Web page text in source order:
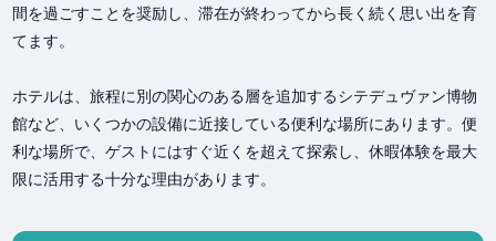
間を過ごすことを奨励し、滞在が終わってから長く続く思い出を育
てます。
ホテルは、旅程に別の関心のある層を追加するシテデュヴァン博物
館など、いくつかの設備に近接している便利な場所にあります。便
利な場所で、ゲストにはすぐ近くを超えて探索し、休暇体験を最大
限に活用する十分な理由があります。